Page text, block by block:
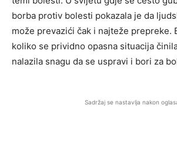
borba protiv bolesti pokazala je da
može prevazići čak i najteže prepreke.
koliko se prividno opasna situacija
nalazila snagu da se uspravi i bori za
Sadržaj se nastavlja nakon